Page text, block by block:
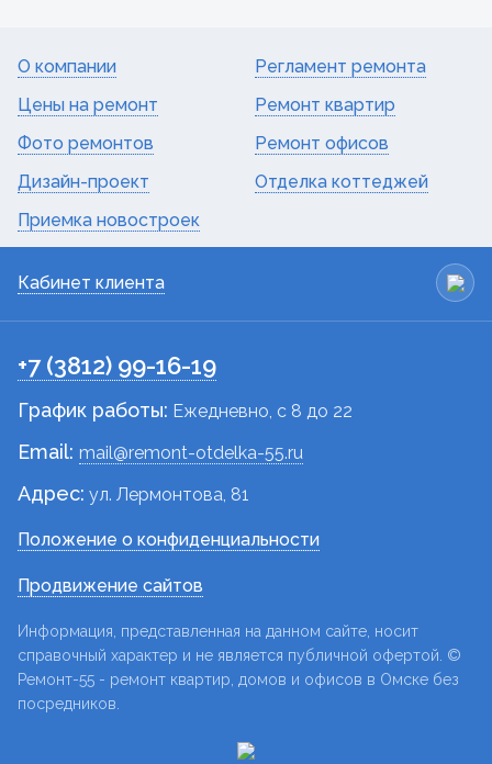
О компании
Цены на ремонт
Фото ремонтов
Дизайн-проект
Приемка новостроек
Регламент ремонта
Ремонт квартир
Ремонт офисов
Отделка коттеджей
Кабинет клиента
+7 (3812) 99-16-19
График работы: Ежедневно, c 8 до 22
Email: mail@remont-otdelka-55.ru
Адрес: ул. Лермонтова, 81
Положение о конфиденциальности
Продвижение сайтов
Информация, представленная на данном сайте, носит
справочный характер и не является публичной офертой. ©
Ремонт-55 - ремонт квартир, домов и офисов в Омске без
посредников.